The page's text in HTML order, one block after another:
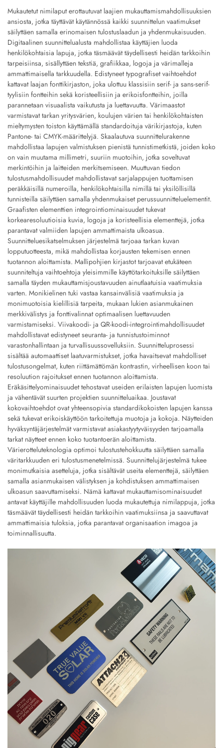
Mukautetut nimilaput erottautuvat laajien mukauttamismahdollisuuksien
ansiosta, jotka täyttävät käytännössä kaikki suunnittelun vaatimukset
säilyttäen samalla erinomaisen tulostuslaadun ja yhdenmukaisuuden.
Digitaalinen suunnittelualusta mahdollistaa käyttäjien luoda
henkilökohtaisia lapuja, jotka täsmäävät täydellisesti heidän tarkkoihin
tarpeisiinsa, sisällyttäen tekstiä, grafiikkaa, logoja ja värimalleja
ammattimaisella tarkkuudella. Edistyneet typografiset vaihtoehdot
kattavat laajan fonttikirjaston, joka ulottuu klassisiin serif- ja sans-serif-
tyylisiin fontteihin sekä koristeellisiin ja erikoisfontteihin, joilla
parannetaan visuaalista vaikutusta ja luettavuutta. Värimaastot
varmistavat tarkan yritysvärien, koulujen värien tai henkilökohtaisten
mieltymysten toiston käyttämällä standardoituja värikirjastoja, kuten
Pantone- tai CMYK-määrittelyjä. Skaalautuva suunnittelurakenne
mahdollistaa lapujen valmistuksen pienistä tunnistimetkistä, joiden koko
on vain muutama millimetri, suuriin muotoihin, jotka soveltuvat
merkintöihin ja laitteiden merkitsemiseen. Muuttuvan tiedon
tulostusmahdollisuudet mahdollistavat sarjalappujen tuottamisen
peräkkäisillä numeroilla, henkilökohtaisilla nimillä tai yksilöllisillä
tunnisteilla säilyttäen samalla yhdenmukaiset perussuunnitteluelementit.
Graafisten elementtien integrointiominaisuudet tukevat
korkearesoluutioisia kuvia, logoja ja koristeellisia elementtejä, jotka
parantavat valmiiden lapujen ammattimaista ulkoasua.
Suunnitteluesikatselmuksen järjestelmä tarjoaa tarkan kuvan
lopputuotteesta, mikä mahdollistaa korjausten tekemisen ennen
tuotannon aloittamista. Mallipohjien kirjastot tarjoavat etukäteen
suunniteltuja vaihtoehtoja yleisimmille käyttötarkoituksille säilyttäen
samalla täyden mukauttamisjoustavuuden ainutlaatuisia vaatimuksia
varten. Monikielinen tuki vastaa kansainvälisiä vaatimuksia ja
monimuotoisia kielillisiä tarpeita, mukaan lukien asianmukainen
merkkivälistys ja fonttivalinnat optimaalisen luettavuuden
varmistamiseksi. Viivakoodi- ja QR-koodi-integrointimahdollisuudet
mahdollistavat edistyneet seuranta- ja tunnistustoiminnot
varastonhallintaan ja turvallisuussovelluksiin. Suunnitteluprosessi
sisältää automaattiset laatuvarmistukset, jotka havaitsevat mahdolliset
tulostusongelmat, kuten riittämättömän kontrastin, virheellisen koon tai
resoluution rajoitukset ennen tuotannon aloittamista.
Eräkäsittelyominaisuudet tehostavat useiden erilaisten lapujen luomista
ja vähentävät suurten projektien suunnitteluaikaa. Joustavat
kokovaihtoehdot ovat yhteensopivia standardikokoisten lapujen kanssa
sekä tukevat erikoiskäyttöön tarkoitettuja muotoja ja kokoja. Näytteiden
hyväksyntäjärjestelmät varmistavat asiakastyytyväisyyden tarjoamalla
tarkat näytteet ennen koko tuotantoerän aloittamista.
Värierotteluteknologia optimoi tulostustehokkuutta säilyttäen samalla
väritarkkuuden eri tulostusmenetelmissä. Suunnittelujärjestelmä tukee
monimutkaisia asetteluja, jotka sisältävät useita elementtejä, säilyttäen
samalla asianmukaisen välistyksen ja kohdistuksen ammattimaisen
ulkoasun saavuttamiseksi. Nämä kattavat mukauttamisominaisuudet
antavat käyttäjille mahdollisuuden luoda mukautettuja nimilappuja, jotka
täsmäävät täydellisesti heidän tarkkoihin vaatimuksiinsa ja saavuttavat
ammattimaisia tuloksia, jotka parantavat organisaation imagoa ja
toiminnallisuutta.